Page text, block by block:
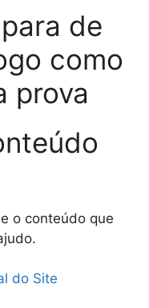
de
como
prova
o conteúdo que
do Site